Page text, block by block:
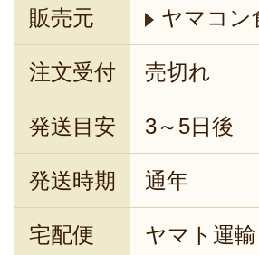
販売元 ヤマコン
注文受付 売切れ
発送目安 3～5日後
発送時期 通年
宅配便 ヤマト運輸